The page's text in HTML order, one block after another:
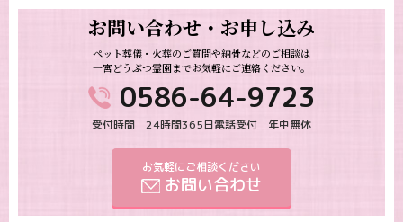
お問い合わせ・お申し込み
ペット葬儀・火葬のご質問や納骨などのご相談は
一宮どうぶつ霊園までお気軽にご連絡ください。
0586-64-9723
受付時間 24時間365日電話受付 年中無休
お気軽にご相談ください
お問い合わせ